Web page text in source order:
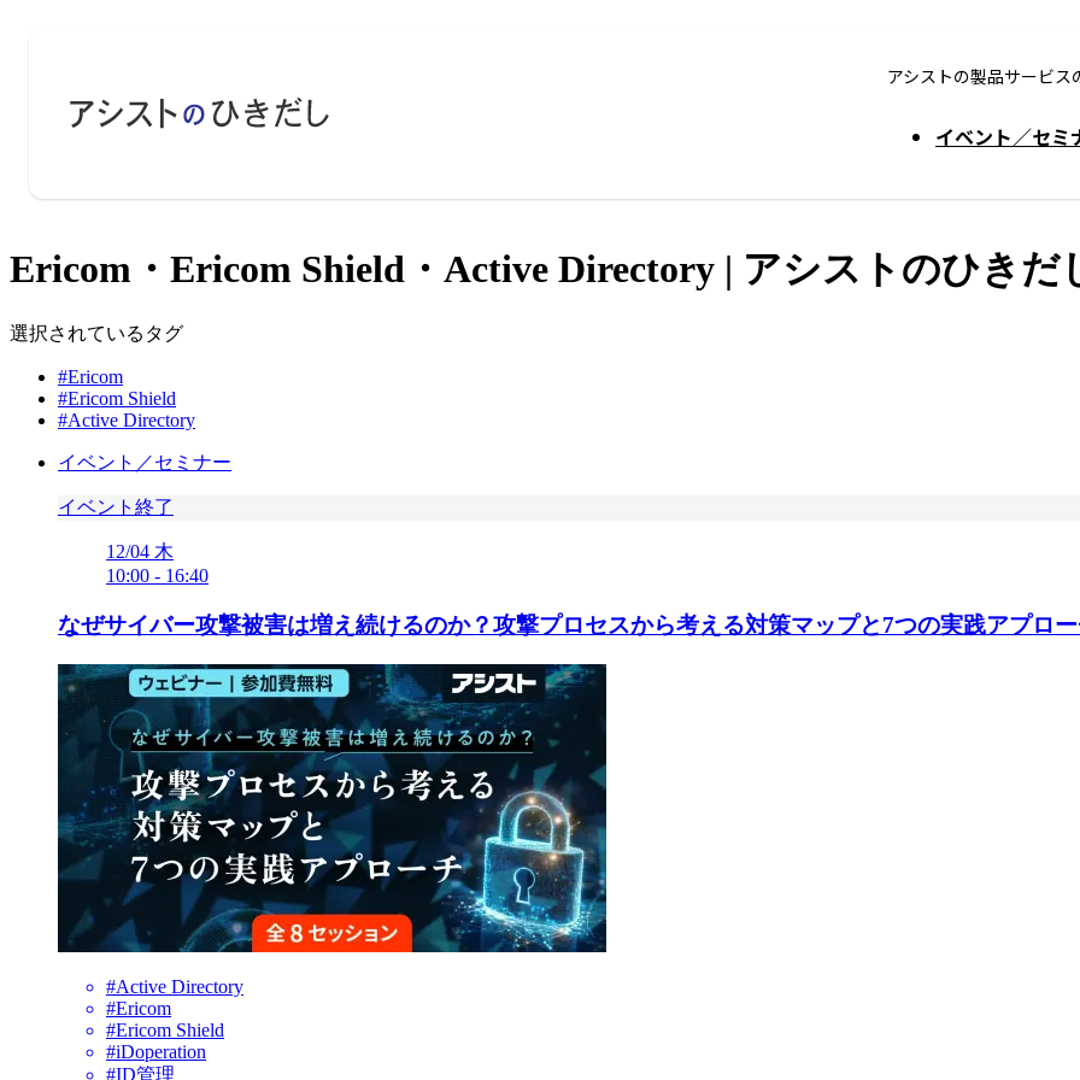
アシストの製品サービ
イベント／セミ
Ericom・Ericom Shield・Active Directory | アシストのひきだ
選択されているタグ
#Ericom
#Ericom Shield
#Active Directory
イベント／セミナー
イベント終了
12/04 木
10:00 - 16:40
なぜサイバー攻撃被害は増え続けるのか？攻撃プロセスから考える対策マップと7つの実践アプロ
#Active Directory
#Ericom
#Ericom Shield
#iDoperation
#ID管理